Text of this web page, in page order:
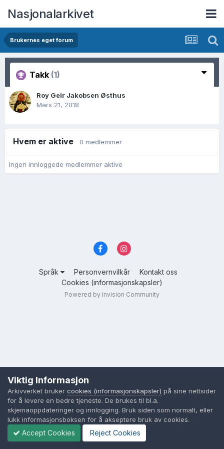
Nasjonalarkivet
Brukernes eget forum
Takk (1)
Roy Geir Jakobsen Østhus
Mars 21, 2018
Hvem er aktive 0 medlemmer
Ingen innloggede medlemmer aktive
Språk Personvernvilkår
Kontakt oss
Cookies (informasjonskapsler)
Powered by Invision Community
Viktig Informasjon
Arkivverket bruker cookies (informasjonskapsler) på sine nettsider
for å levere en bedre tjeneste. De brukes til bl.a.
skjemaoppdateringer og innlogging. Bruk siden som normalt, eller
lukk informasjonsboksen for å akseptere bruk av cookies.
Accept Cookies Reject Cookies